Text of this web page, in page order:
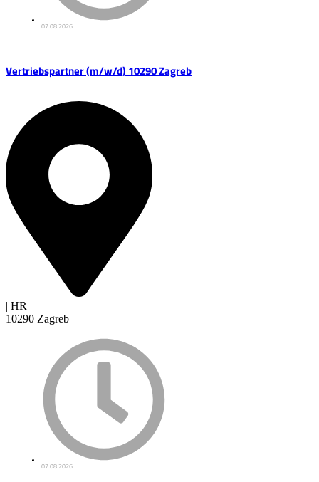
07.08.2026
Vertriebspartner (m/w/d) 10290 Zagreb
| HR
10290 Zagreb
07.08.2026